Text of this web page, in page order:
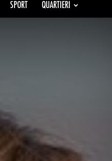
SPORT QUARTIERI